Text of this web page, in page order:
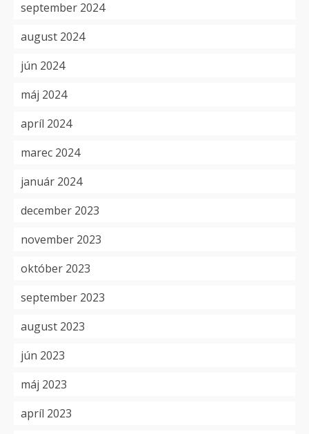
september 2024
august 2024
jún 2024
máj 2024
apríl 2024
marec 2024
január 2024
december 2023
november 2023
október 2023
september 2023
august 2023
jún 2023
máj 2023
apríl 2023